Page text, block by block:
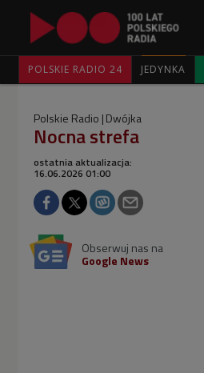
POLSKIE RADIO 24 JEDYNKA
Polskie Radio Dwójka
Nocna strefa
ostatnia aktualizacja:
16.06.2026 01:00
Obserwuj nas na
Google News